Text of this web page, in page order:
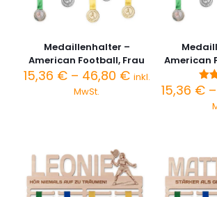
Medaillenhalter –
American Football, Frau
15,36 € – 46,80 €Preisspanne:
15,36 €
inkl.
MwSt.
American
15,36 € –